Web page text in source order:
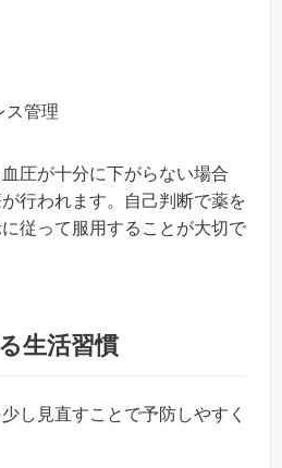
ス管理
圧が十分に下がらない場合
行われます。自己判断で薬を
従って服用することが大切で
生活習慣
し見直すことで予防しやすく